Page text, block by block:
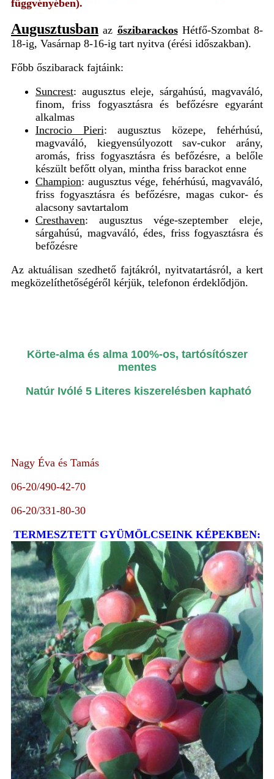
függvényében).
Augusztusban az őszibarackosHétfő-Szombat 8-
18-ig, Vasárnap 8-16-ig tart nyitva (érési időszakban).
Főbb őszibarack fajtáink:
Suncrest: augusztus eleje, sárgahúsú, magvaváló,
finom, friss fogyasztásra és befőzésre egyaránt
alkalmas
Incrocio Pieri: augusztus közepe, fehérhúsú,
magvaváló, kiegyensúlyozott sav-cukor arány,
aromás, friss fogyasztásra és befőzésre, a belőle
készült befőtt olyan, mintha friss barackot enne
Champion: augusztus vége, fehérhúsú, magvaváló,
friss fogyasztásra és befőzésre, magas cukor- és
alacsony savtartalom
Cresthaven: augusztus vége-szeptember eleje,
sárgahúsú, magvaváló, édes, friss fogyasztásra és
befőzésre
Az aktuálisan szedhető fajtákról, nyitvatartásról, a kert
megközelíthetőségéről kérjük, telefonon érdeklődjön.
Körte-alma és alma 100%-os, tartósítószer
mentes
Natúr Ivólé 5 Literes kiszerelésben kapható
Nagy Éva és Tamás
06-20/490-42-70
06-20/331-80-30
TERMESZTETT GYÜMÖLCSEINK KÉPEKBEN: